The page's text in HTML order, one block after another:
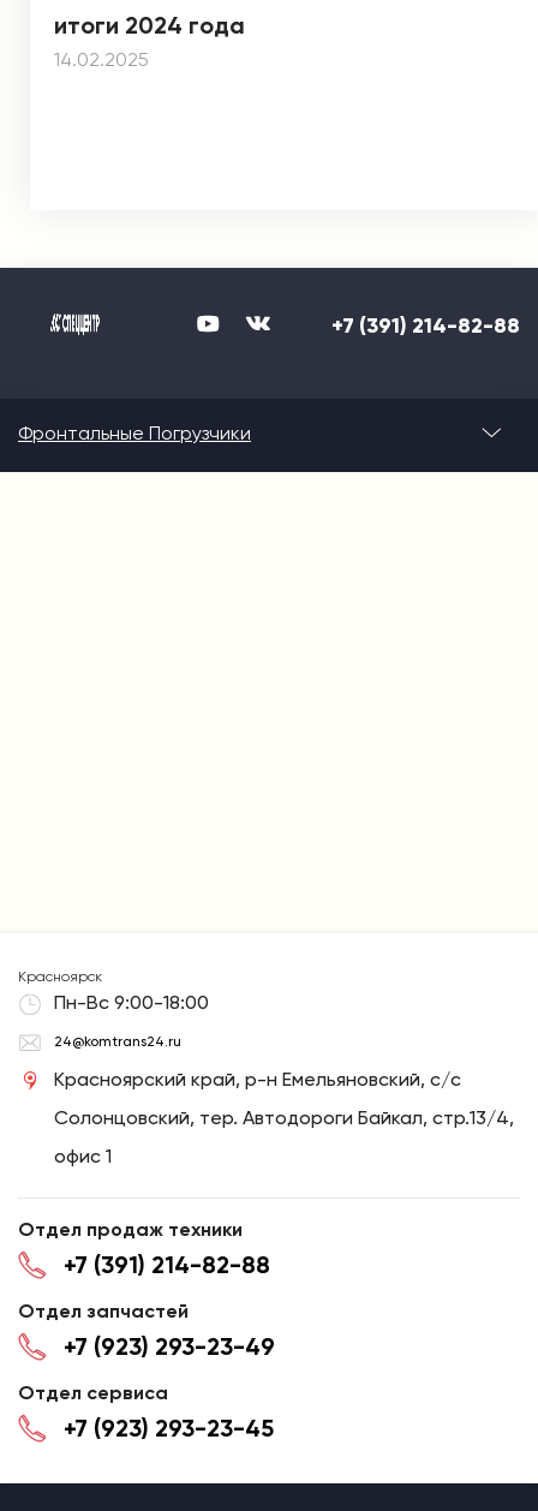
итоги 2024 года
14.02.2025
+7 (391) 214-82-88
Фронтальные Погрузчики
Красноярск
Пн-Вс 9:00-18:00
24@komtrans24.ru
Красноярский край, р-н Емельяновский, с/с
Солонцовский, тер. Автодороги Байкал, стр.13/4,
офис 1
Отдел продаж техники
+7 (391) 214-82-88
Отдел запчастей
+7 (923) 293-23-49
Отдел сервиса
+7 (923) 293-23-45